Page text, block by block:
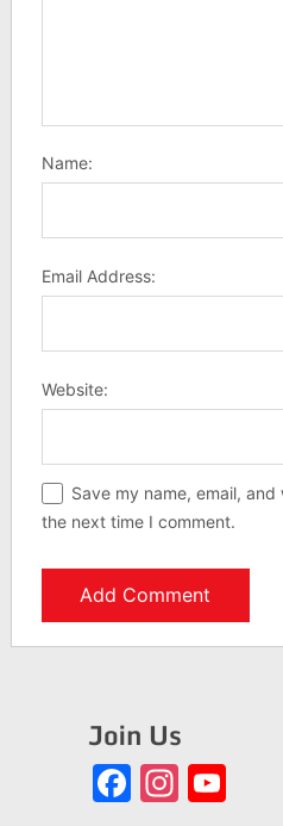
Name:
Email Address:
Website:
Save my name, email,
the next time I comment.
Join Us